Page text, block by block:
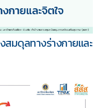
สมดุลทางร่างกายและ